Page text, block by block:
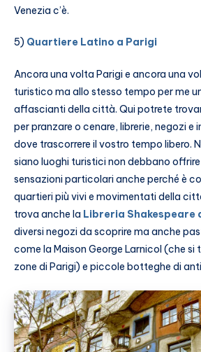
Venezia c’è.
5) Quartiere Latino a Parigi
Ancora una volta Parigi e ancora una
turistico ma allo stesso tempo per me
affascianti della città. Qui potrete
per pranzare o cenare, librerie, negozi e
dove trascorrere il vostro tempo libero.
siano luoghi turistici non debbano
sensazioni particolari anche perché è
quartieri più vivi e movimentati della
trova anche la Libreria Shakespeare
diversi negozi da scoprire ma anche
come la Maison George Larnicol (che si
zone di Parigi) e piccole botteghe di